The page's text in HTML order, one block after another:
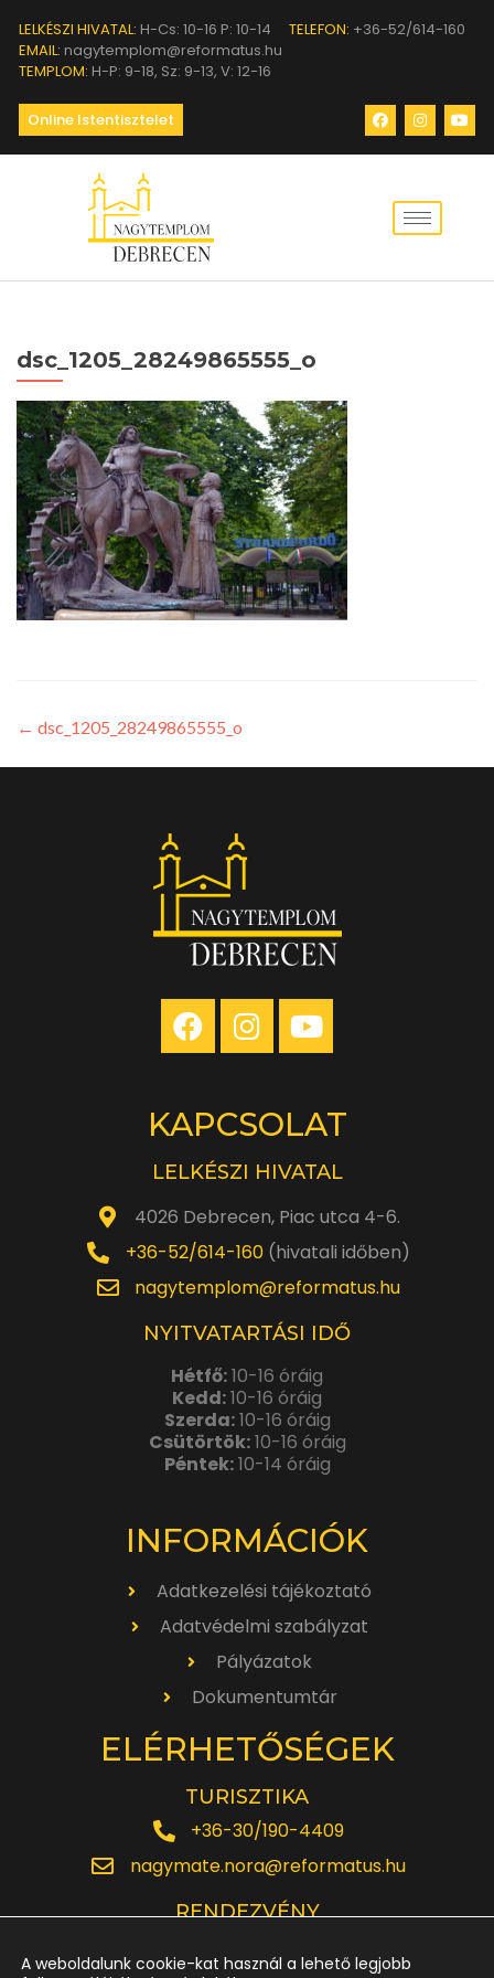
LELKÉSZI HIVATAL: H-Cs: 10-16 P: 10-14 TELEFON: +36-52/614-160
EMAIL: nagytemplom@reformatus.hu
TEMPLOM: H-P: 9-18, Sz: 9-13, V: 12-16
Online Istentisztelet
dsc_1205_28249865555_o
← dsc_1205_28249865555_o
KAPCSOLAT
LELKÉSZI HIVATAL
4026 Debrecen, Piac utca 4-6.
+36-52/614-160(hivatali időben)
nagytemplom@reformatus.hu
NYITVATARTÁSI IDŐ
Hétfő:10-16 óráig
Kedd:10-16 óráig
Szerda:10-16 óráig
Csütörtök:10-16 óráig
Péntek:10-14 óráig
INFORMÁCIÓK
Adatkezelési tájékoztató
Adatvédelmi szabályzat
Pályázatok
Dokumentumtár
ELÉRHETŐSÉGEK
TURISZTIKA
+36-30/190-4409
nagymate.nora@reformatus.hu
RENDEZVÉNY
A weboldalunk cookie-kat használ a lehető legjobb